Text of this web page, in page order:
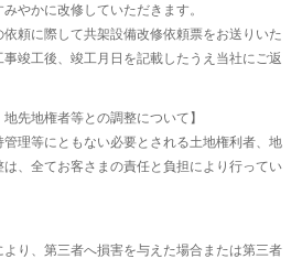
やかに改修していただきます。
頼に際して共架設備改修依頼票をお送りいた
竣工後、竣工月日を記載したうえ当社にご返
先地権者等との調整について】
理等にともない必要とされる土地権利者、地
、全てお客さまの責任と負担により行ってい
り、第三者へ損害を与えた場合または第三者